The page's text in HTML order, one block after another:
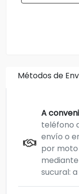
Métodos de
A
teléfono
envío o
por moto
sucural: